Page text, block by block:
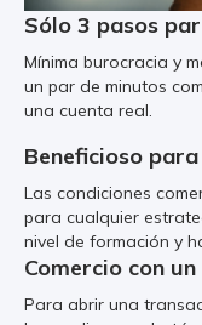
Sólo 3 pasos
Mínima burocracia y
un par de minutos
una cuenta real.
Beneficioso
Las condiciones
para cualquier
nivel de formación y
Comercio con
Para abrir una